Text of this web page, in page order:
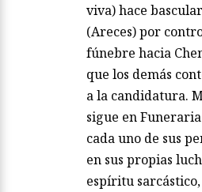
viva) hace
(Areces) por
fúnebre hacia
que los demás
a la candidatura.
sigue en
cada uno de sus
en sus propias
espíritu